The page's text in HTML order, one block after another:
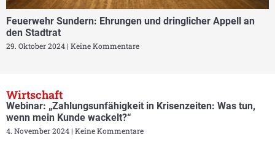
Feuerwehr Sundern: Ehrungen und dringlicher Appell an
den Stadtrat
29. Oktober 2024 Keine Kommentare
Wirtschaft
Webinar: „Zahlungsunfähigkeit in Krisenzeiten: Was tun,
wenn mein Kunde wackelt?“
4. November 2024 Keine Kommentare